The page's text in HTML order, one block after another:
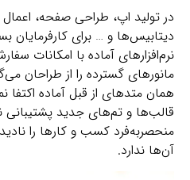
در تولید اپ، طراحی صفحه،
دیتابیس‌ها و … برای کارفرمایان
نرم‌افزارهای آماده با امکانات
مانورهای گسترده را از طراحان
همان متدهای از قبل آماده اکتفا
قالب‌ها و تم‌های جدید پشتیبانی
منحصربه‌فرد کسب و کارها را
آن‌ها ندارد.